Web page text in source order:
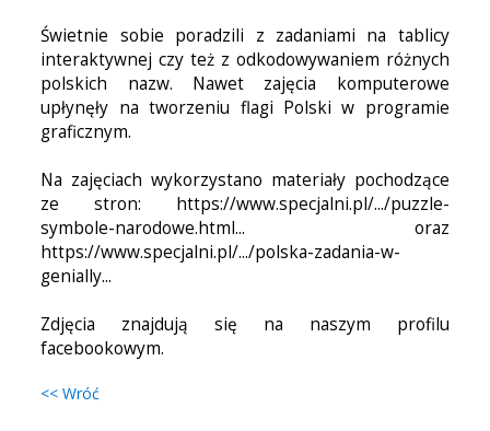
Świetnie sobie poradzili z zadaniami na tablicy
interaktywnej czy też z odkodowywaniem różnych
polskich nazw. Nawet zajęcia komputerowe
upłynęły na tworzeniu flagi Polski w programie
graficznym.
Na zajęciach wykorzystano materiały pochodzące
ze stron: https://www.specjalni.pl/.../puzzle-
symbole-narodowe.html... oraz
https://www.specjalni.pl/.../polska-zadania-w-
genially...
Zdjęcia znajdują się na naszym profilu
facebookowym.
<< Wróć